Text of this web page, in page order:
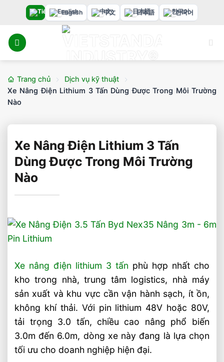
nội
dung
English 中文 日本語 한국어
Trang chủ
Dịch vụ kỹ thuật
Xe Nâng Điện Lithium 3 Tấn Dùng Được Trong Môi Trường
Nào
Xe Nâng Điện Lithium 3 Tấn
Dùng Được Trong Môi Trường
Nào
Xe nâng điện lithium 3 tấn phù hợp nhất cho
kho trong nhà, trung tâm logistics, nhà máy
sản xuất và khu vực cần vận hành sạch, ít ồn,
không khí thải. Với pin lithium 48V hoặc 80V,
tải trọng 3.0 tấn, chiều cao nâng phổ biến
3.0m đến 6.0m, dòng xe này đang là lựa chọn
tối ưu cho doanh nghiệp hiện đại.